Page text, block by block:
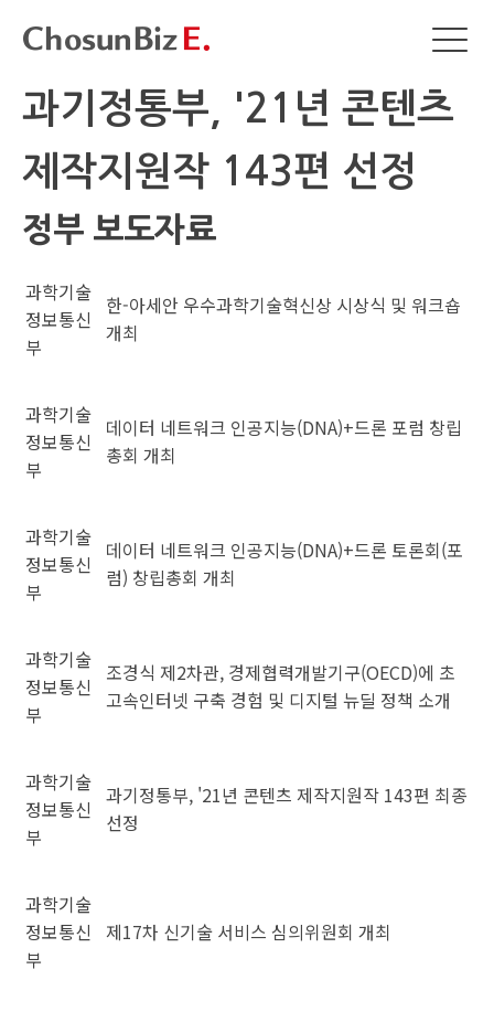
과기정통부, '21년 콘텐츠
제작지원작 143편 선정
정부 보도자료
과학기술
정보통신
부
한-아세안 우수과학기술혁신상 시상식 및 워크숍
개최
과학기술
정보통신
부
데이터 네트워크 인공지능(DNA)+드론 포럼 창립
총회 개최
과학기술
정보통신
부
데이터 네트워크 인공지능(DNA)+드론 토론회(포
럼) 창립총회 개최
과학기술
정보통신
부
조경식 제2차관, 경제협력개발기구(OECD)에 초
고속인터넷 구축 경험 및 디지털 뉴딜 정책 소개
과학기술
정보통신
부
과기정통부, '21년 콘텐츠 제작지원작 143편 최종
선정
과학기술
정보통신
부
제17차 신기술 서비스 심의위원회 개최